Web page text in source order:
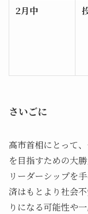
2月中
さいごに
高市首相にとって
を目指すための大
リーダーシップを
済はもとより社会
りになる可能性や